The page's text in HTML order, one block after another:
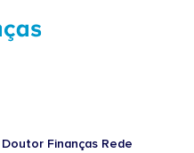
Doutor Finanças Rede